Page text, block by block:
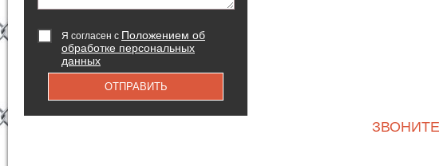
Я согласен с Положением об
обработке персональных
данных